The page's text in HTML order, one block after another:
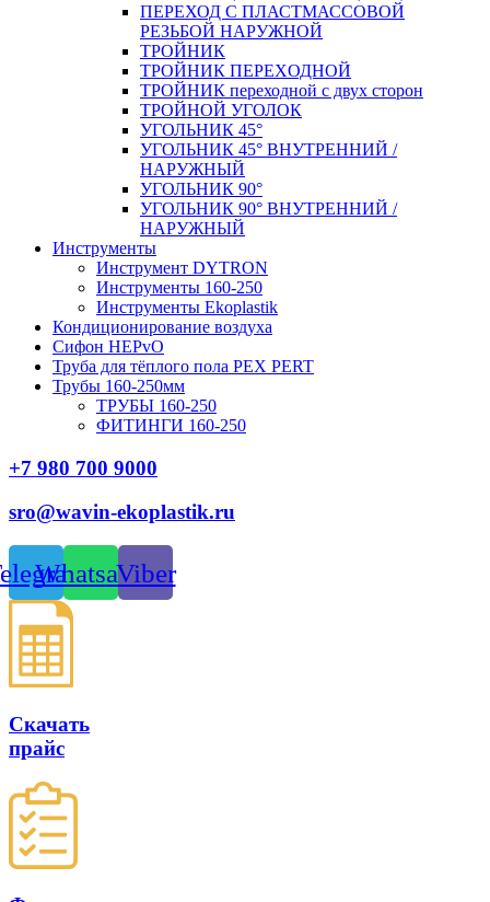
ПЕРЕХОД С ПЛАСТМАССОВОЙ
РЕЗЬБОЙ НАРУЖНОЙ
ТРОЙНИК
ТРОЙНИК ПЕРЕXОДНОЙ
ТРОЙНИК переходной с двух сторон
ТРОЙНОЙ УГОЛОК
УГОЛЬНИК 45°
УГОЛЬНИК 45° ВНУТРЕННИЙ /
НАРУЖНЫЙ
УГОЛЬНИК 90°
УГОЛЬНИК 90° ВНУТРЕННИЙ /
НАРУЖНЫЙ
Инструменты
Инструмент DYTRON
Инструменты 160-250
Инструменты Ekoplastik
Кондиционирование воздуха
Сифон HEPvO
Труба для тёплого пола PEX PERT
Трубы 160-250мм
ТРУБЫ 160-250
ФИТИНГИ 160-250
+7 980 700 9000
sro@wavin-ekoplastik.ru
WhatsappViber
Скачать
прайс